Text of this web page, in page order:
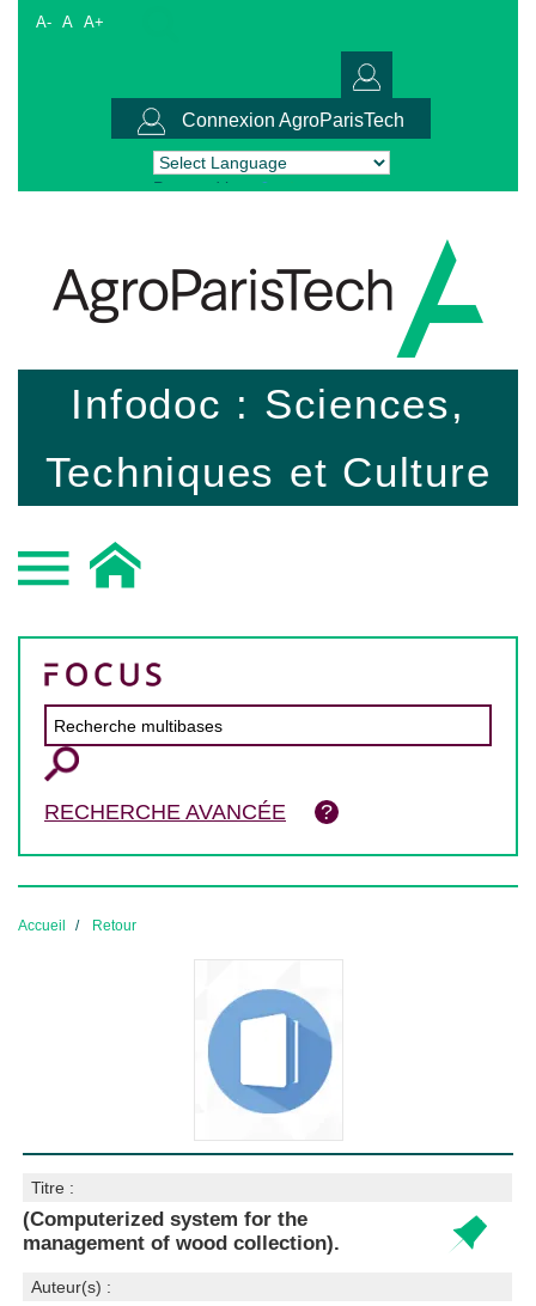
A- A A+
Connexion AgroParisTech
Powered by Translate
Infodoc : Sciences,
Techniques et Culture
RECHERCHE AVANCÉE
Accueil Retour
Titre :
(Computerized system for the
management of wood collection).
Auteur(s) :